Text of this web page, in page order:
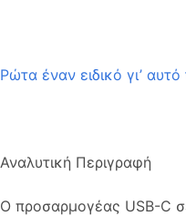
Ρώτα έναν ειδικό γι’
Αναλυτική Περιγραφή
Ο προσαρμογέας USB-C